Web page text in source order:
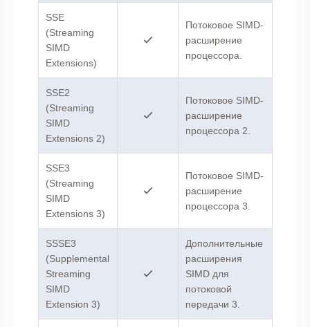
SSE
(Streaming
SIMD
Extensions)
Потоковое SIMD-
расширение
процессора.
SSE2
(Streaming
SIMD
Extensions 2)
Потоковое SIMD-
расширение
процессора 2.
SSE3
(Streaming
SIMD
Extensions 3)
Потоковое SIMD-
расширение
процессора 3.
SSSE3
(Supplemental
Streaming
SIMD
Extension 3)
Дополнительные
расширения
SIMD для
потоковой
передачи 3.